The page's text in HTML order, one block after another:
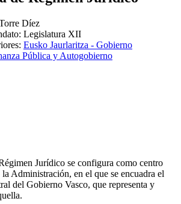
Díez
: Legislatura XII
: Eusko Jaurlaritza - Gobierno
Pública y Autogobierno
Jurídico se configura como centro
Administración, en el que se encuadra el
del Gobierno Vasco, que representa y